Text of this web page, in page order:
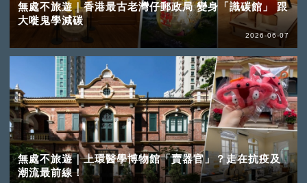
無處不旅遊｜香港最古老灣仔郵政局 變身「識碳館」 跟
大嘥鬼學減碳
2026-06-07
無處不旅遊｜上環醫學博物館「賣器官」？走在抗疫及
潮流最前線！